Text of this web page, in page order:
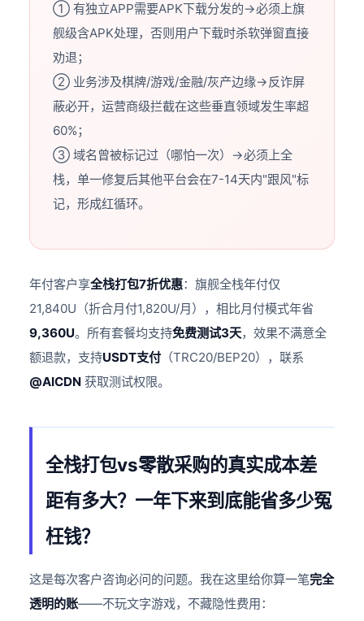
① 有独立APP需要APK下载分发的→必须上旗
舰级含APK处理，否则用户下载时杀软弹窗直接
劝退；
② 业务涉及棋牌/游戏/金融/灰产边缘→反诈屏
蔽必开，运营商级拦截在这些垂直领域发生率超
60%；
③ 域名曾被标记过（哪怕一次）→必须上全
栈，单一修复后其他平台会在7-14天内"跟风"标
记，形成红循环。
年付客户享全栈打包7折优惠：旗舰全栈年付仅
21,840U（折合月付1,820U/月），相比月付模式年省
9,360U。所有套餐均支持免费测试3天，效果不满意全
额退款，支持USDT支付 （TRC20/BEP20），联系
@AICDN 获取测试权限。
全栈打包vs零散采购的真实成本差
距有多大？一年下来到底能省多少冤
枉钱？
这是每次客户咨询必问的问题。我在这里给你算一笔完全
透明的账——不玩文字游戏，不藏隐性费用：